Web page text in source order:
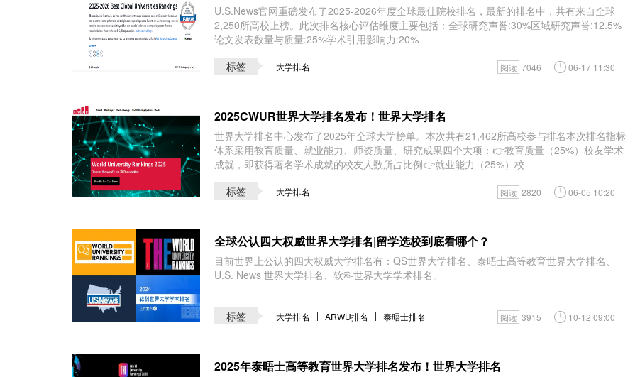
U.S.News官网重磅发布了2025-2026年度全球最佳院校排名，最新的排名中，共有来自全球
2,250所高校上榜。此次排名核心评估维度主要包括：全球研究声誉:30%区域研究声誉:12.5%
论文发表数量与质量:25%学术引用影响力:20%
标签
大学排名 阅读 7046 06-17 11:30
2025CWUR世界大学排名发布！世界大学排名
世界大学排名中心发布了2025年全球大学榜单。本次共有21,462所高校参与排名本次排名指标
体系采用教育质量、就业能力、师资质量、研究成果四个大项：👉教育质量（25%）校友学术
成就，即获得著名学术成就的校友人数所占比例👉就业能力（25%）校
标签
大学排名 阅读 2820 06-05 10:20
全球公认四大权威世界大学排名|留学选校到底看哪个？
​目前世界上公认的四大权威大学排名有：QS世界大学排名、泰晤士高等教育世界大学排名、
U.S. News 世界大学排名、软科世界大学学术排名。
标签 大学排名 ARWU排名 泰晤士排名 阅读 3915 10-12 09:00
2025年泰晤士高等教育世界大学排名发布！世界大学排名